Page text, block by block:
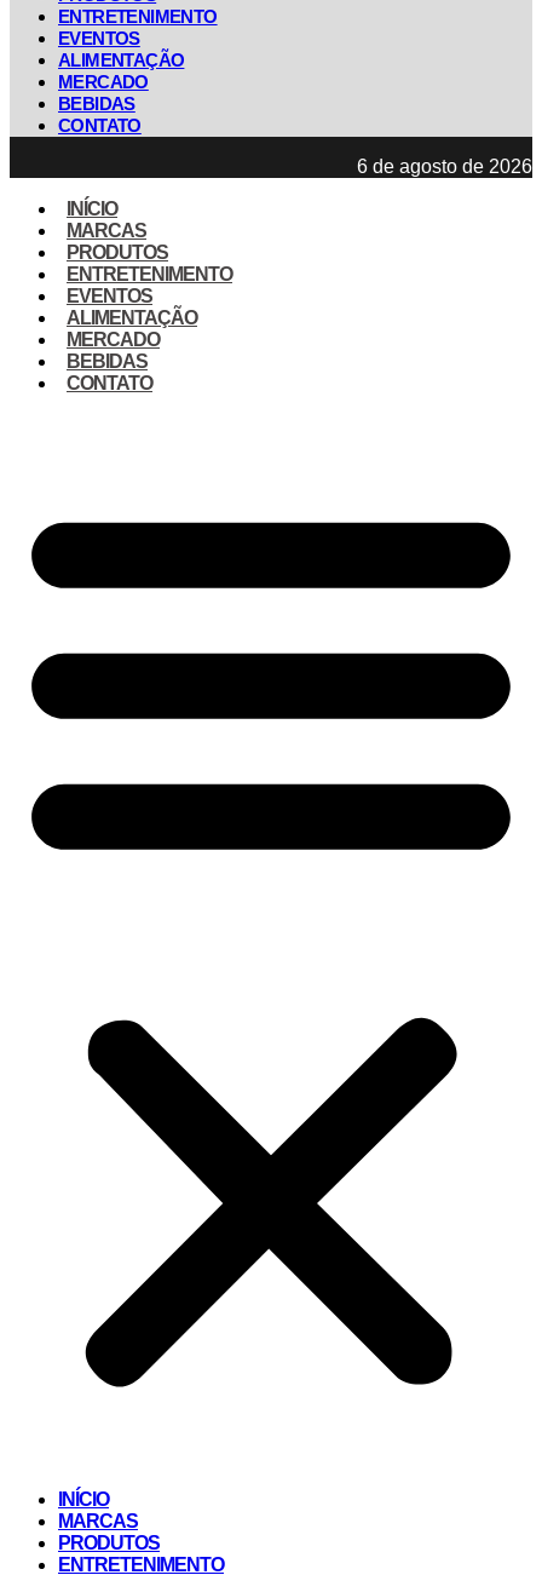
ENTRETENIMENTO
EVENTOS
ALIMENTAÇÃO
MERCADO
BEBIDAS
CONTATO
6 de agosto de 2026
INÍCIO
MARCAS
PRODUTOS
ENTRETENIMENTO
EVENTOS
ALIMENTAÇÃO
MERCADO
BEBIDAS
CONTATO
INÍCIO
MARCAS
PRODUTOS
ENTRETENIMENTO